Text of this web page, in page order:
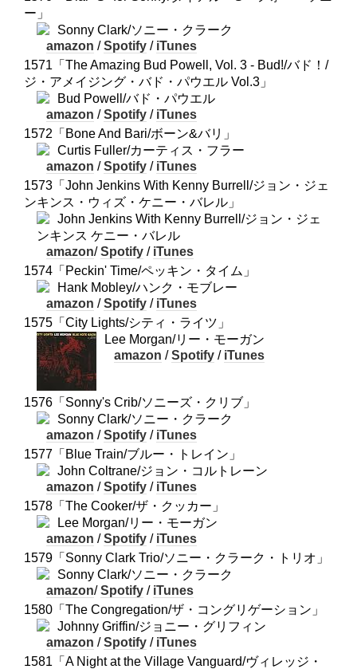
ー」
Sonny Clark/ソニー・クラーク
amazon /Spotify / iTunes
1571「The Amazing Bud Powell, Vol. 3 - Bud!/バド！/
ジ・アメイジング・バド・パウエル Vol.3」
Bud Powell/バド・パウエル
amazon /Spotify / iTunes
1572「Bone And Bari/ボーン&バリ」
Curtis Fuller/カーティス・フラー
amazon /Spotify / iTunes
1573「John Jenkins With Kenny Burrell/ジョン・ジェ
ンキンス・ウィズ・ケニー・バレル」
John Jenkins With Kenny Burrell/ジョン・ジェ
ンキンス ケニー・バレル
amazon/Spotify / iTunes
1574「Peckin' Time/ペッキン・タイム」
Hank Mobley/ハンク・モブレー
amazon /Spotify / iTunes
1575「City Lights/シティ・ライツ」
Lee Morgan/リー・モーガン
amazon /Spotify / iTunes
1576「Sonny's Crib/ソニーズ・クリブ」
Sonny Clark/ソニー・クラーク
amazon /Spotify / iTunes
1577「Blue Train/ブルー・トレイン」
John Coltrane/ジョン・コルトレーン
amazon /Spotify / iTunes
1578「The Cooker/ザ・クッカー」
Lee Morgan/リー・モーガン
amazon /Spotify / iTunes
1579「Sonny Clark Trio/ソニー・クラーク・トリオ」
Sonny Clark/ソニー・クラーク
amazon/Spotify / iTunes
1580「The Congregation/ザ・コングリゲーション」
Johnny Griffin/ジョニー・グリフィン
amazon /Spotify / iTunes
1581「A Night at the Village Vanguard/ヴィレッジ・